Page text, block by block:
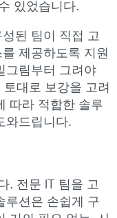
있었습니다.
된 팀이 직접 고
제공하도록 지원
그림부터 그려야
대로 보강을 고려
따라 적합한 솔루
와드립니다.
. 전문 IT 팀을 고
루션은 손쉽게 구